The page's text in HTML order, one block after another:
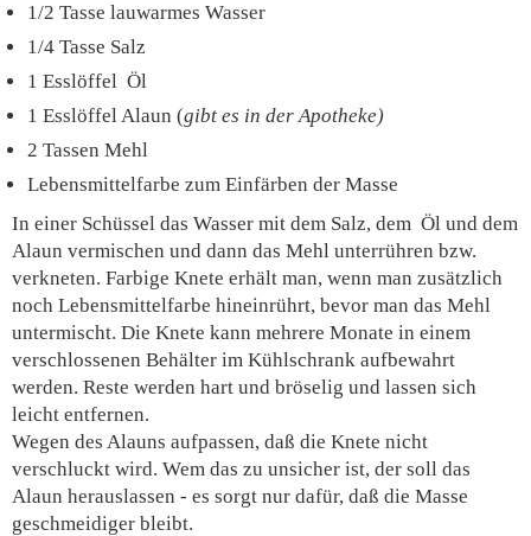
1/2 Tasse lauwarmes Wasser
1/4 Tasse Salz
1 Esslöffel Öl
1 Esslöffel Alaun (gibt es in der Apotheke)
2 Tassen Mehl
Lebensmittelfarbe zum Einfärben der Masse
In einer Schüssel das Wasser mit dem Salz, dem Öl und dem
Alaun vermischen und dann das Mehl unterrühren bzw.
verkneten. Farbige Knete erhält man, wenn man zusätzlich
noch Lebensmittelfarbe hineinrührt, bevor man das Mehl
untermischt. Die Knete kann mehrere Monate in einem
verschlossenen Behälter im Kühlschrank aufbewahrt
werden. Reste werden hart und bröselig und lassen sich
leicht entfernen.
Wegen des Alauns aufpassen, daß die Knete nicht
verschluckt wird. Wem das zu unsicher ist, der soll das
Alaun herauslassen - es sorgt nur dafür, daß die Masse
geschmeidiger bleibt.